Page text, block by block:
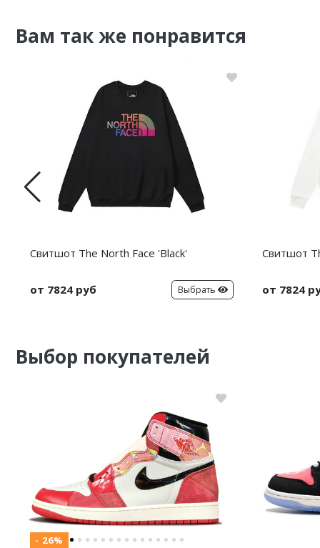
Вам так же понравится
Свитшот The North Face 'Black'
от 7824 руб Выбрать
Свитшот
от 7824
Выбор покупателей
- 26%
Nike PG
Nike Uptempo
Nike Foamposite